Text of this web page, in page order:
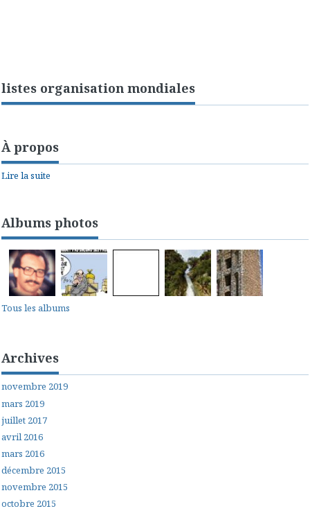
listes organisation mondiales
À propos
Lire la suite
Albums photos
Tous les albums
Archives
novembre 2019
mars 2019
juillet 2017
avril 2016
mars 2016
décembre 2015
novembre 2015
octobre 2015